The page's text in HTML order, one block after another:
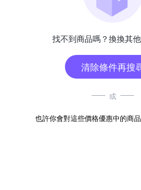
找不到商品嗎？換換其
清除條件再搜
或
也許你會對這些價格優惠中的商品